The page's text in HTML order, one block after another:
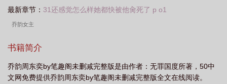
最新章节： 31还感觉怎么样她都快被他肏死了 p o1
乔韵女主
书籍简介
乔韵周东奕by笔趣阁未删减完整版是由作者：无罪国度所著，50中
文网免费提供乔韵周东奕by笔趣阁未删减完整版全文在线阅读。